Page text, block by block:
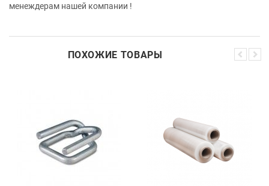
менеждерам нашей компании !
ПОХОЖИЕ ТОВАРЫ